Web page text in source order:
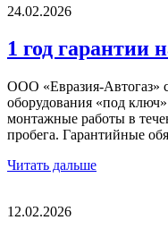
24.02.2026
1 год гарантии
ООО «Евразия-Автогаз»
оборудования «под
монтажные работы в
пробега. Гарантийные
Читать дальше
12.02.2026